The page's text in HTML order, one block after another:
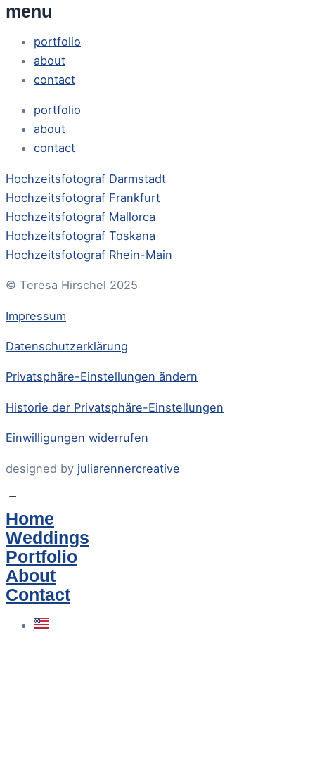
menu
portfolio
about
contact
portfolio
about
contact
Hochzeitsfotograf Darmstadt
Hochzeitsfotograf Frankfurt
Hochzeitsfotograf Mallorca
Hochzeitsfotograf Toskana
Hochzeitsfotograf Rhein-Main
© Teresa Hirschel 2025
Impressum
Datenschutzerklärung
Privatsphäre-Einstellungen ändern
Historie der Privatsphäre-Einstellungen
Einwilligungen widerrufen
designed by juliarennercreative
Home
Weddings
Portfolio
About
Contact